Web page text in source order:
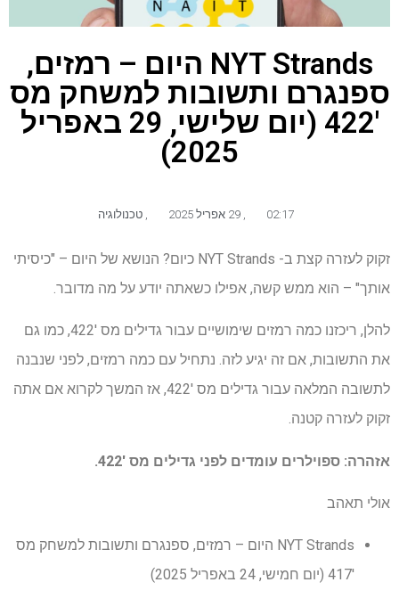
NYT Strands היום – רמזים,
ספנגרם ותשובות למשחק מס
'422 (יום שלישי, 29 באפריל
2025)
02:17 טכנולוגיה
זקוק לעזרה קצת ב- NYT Strands כיום? הנושא של היום – "כיסיתי
אותך" – הוא ממש קשה, אפילו כשאתה יודע על מה מדובר.
להלן, ריכזנו כמה רמזים שימושיים עבור גדילים מס '422, כמו גם
את התשובות, אם זה יגיע לזה. נתחיל עם כמה רמזים, לפני שנבנה
לתשובה המלאה עבור גדילים מס '422, אז המשך לקרוא אם אתה
זקוק לעזרה קטנה.
אזהרה: ספוילרים עומדים לפני גדילים מס '422.
אולי תאהב
NYT Strands היום – רמזים, ספנגרם ותשובות למשחק מס
'417 (יום חמישי, 24 באפריל 2025)